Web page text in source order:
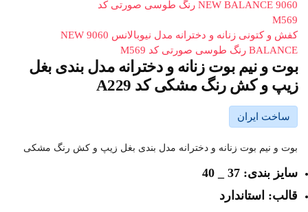
کفش و کتونی زنانه و دخترانه مدل نیوبالانس 9060 NEW
BALANCE رنگ طوسی صورتی کد M569
بوت و نیم بوت زنانه و دخترانه مدل بندی بغل
زیپ و کش رنگ مشکی کد A229
ساخت ایران
بوت و نیم بوت زنانه و دخترانه مدل بندی بغل زیپ و کش رنگ مشکی
سایز بندی: 37 _ 40
قالب: استاندارد